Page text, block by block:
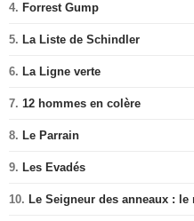
4. Forrest Gump
5. La Liste de Schindler
6. La Ligne verte
7. 12 hommes en colère
8. Le Parrain
9. Les Evadés
10. Le Seigneur des anneaux :